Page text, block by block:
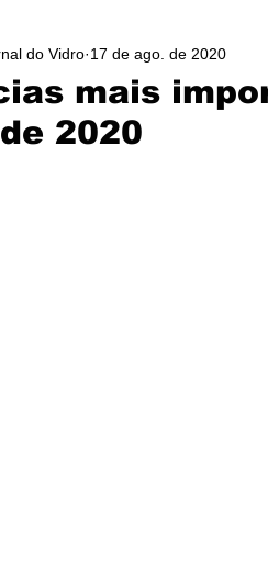
mais
2020
do Vidro 17 de ago. de 2020